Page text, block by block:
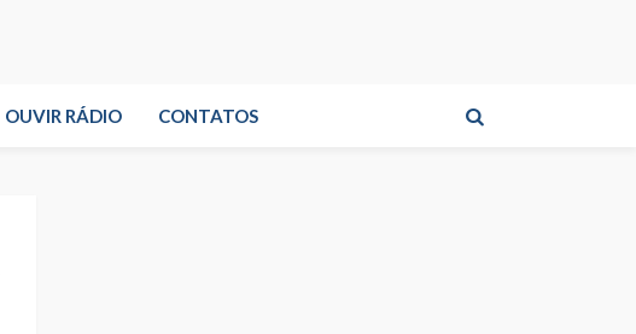
OUVIR RÁDIO CONTATOS